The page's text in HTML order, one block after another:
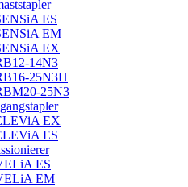
ES
EM
EX
14N3
25N3H
25N3
EX
ES
ES
EM